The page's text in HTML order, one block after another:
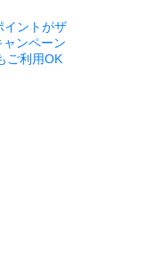
イントがザ
ンペーン
ご利用OK